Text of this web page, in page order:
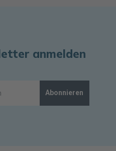
anmelden
Abonnieren